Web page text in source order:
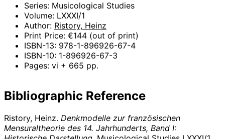
Series: Musicological Studies
Volume: LXXXI/1
Author: Ristory, Heinz
Print Price: €144 (out of print)
ISBN-13: 978-1-896926-67-4
ISBN-10: 1-896926-67-3
Pages: vi + 665 pp.
Bibliographic Reference
Ristory, Heinz. Denkmodelle zur französischen
Mensuraltheorie des 14. Jahrhunderts, Band I: